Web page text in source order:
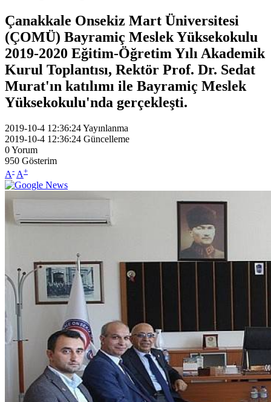
Çanakkale Onsekiz Mart Üniversitesi
(ÇOMÜ) Bayramiç Meslek Yüksekokulu
2019-2020 Eğitim-Öğretim Yılı Akademik
Kurul Toplantısı, Rektör Prof. Dr. Sedat
Murat'ın katılımı ile Bayramiç Meslek
Yüksekokulu'nda gerçekleşti.
2019-10-4 12:36:24Yayınlanma
2019-10-4 12:36:24 Güncelleme
0Yorum
950 Gösterim
A- A+